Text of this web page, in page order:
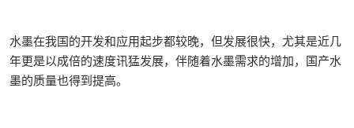
水墨在我国的开发和应用起步都较晚，但发展很快，尤其是近几
年更是以成倍的速度讯猛发展，伴随着水墨需求的增加，国产水
墨的质量也得到提高。